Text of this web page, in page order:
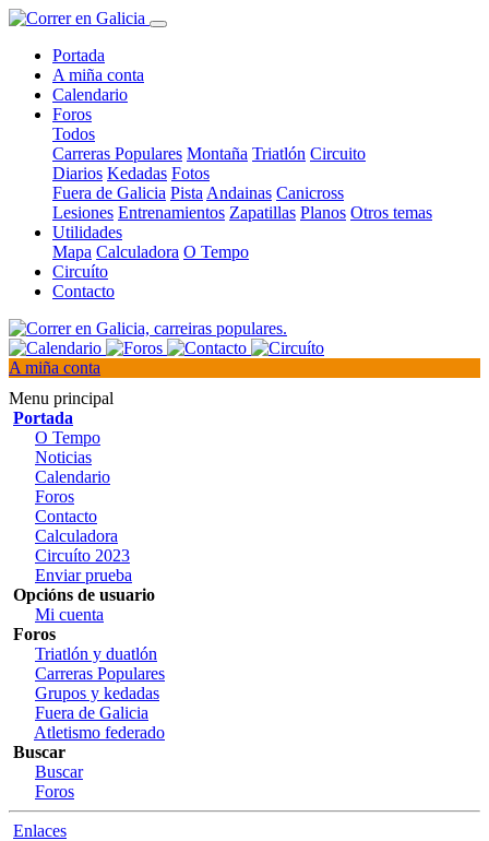
Portada
A miña conta
Calendario
Foros
Todos
Carreras Populares Montaña Triatlón Circuito
Diarios Kedadas Fotos
Fuera de Galicia Pista Andainas Canicross
Lesiones Entrenamientos Zapatillas Planos Otros temas
Utilidades
Mapa Calculadora O Tempo
Circuíto
Contacto
A miña conta
Menu principal
Portada
O Tempo
Noticias
Calendario
Foros
Contacto
Calculadora
Circuíto 2023
Enviar prueba
Opcións de usuario
Mi cuenta
Foros
Triatlón y duatlón
Carreras Populares
Grupos y kedadas
Fuera de Galicia
Atletismo federado
Buscar
Buscar
Foros
Enlaces